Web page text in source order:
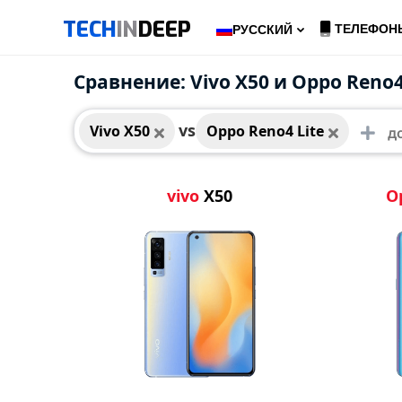
TECHINDEEP РУССКИЙ
Сравнение: Vivo X50 и Oppo
Vivo X50 vs Oppo Reno4 Lite
vivo X50